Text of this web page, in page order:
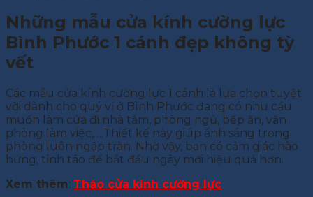
Những mẫu cửa kính cường lực
Bình Phước 1 cánh đẹp không tỳ
vết
Các mẫu cửa kính cường lực 1 cánh là lựa chọn tuyệt
vời dành cho quý vị ở Bình Phước đang có nhu cầu
muốn làm cửa đi nhà tắm, phòng ngủ, bếp ăn, văn
phòng làm việc,….Thiết kế này giúp ánh sáng trong
phòng luôn ngập tràn. Nhờ vậy, bạn có cảm giác hào
hứng, tỉnh táo để bắt đầu ngày mới hiệu quả hơn.
Xem thêm: Tháo cửa kính cường lực